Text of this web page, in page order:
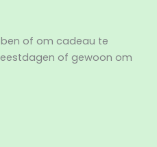
of om cadeau te
of gewoon om